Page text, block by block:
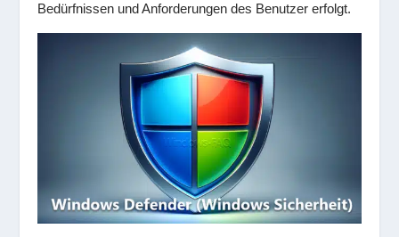
Bedürfnissen und Anforderungen des Benutzer erfolgt.